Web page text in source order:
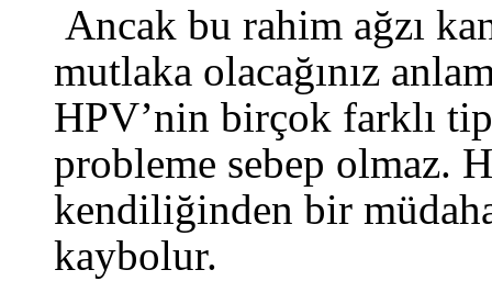
Ancak bu rahim ağzı
mutlaka olacağınız
HPV’nin birçok farklı
probleme sebep olmaz.
kendiliğinden bir
kaybolur.